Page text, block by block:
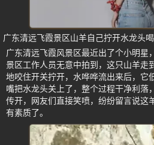
广东清远飞霞景区山羊自己拧开水龙头
广东清远飞霞风景区最近出了个小明星
景区工作人员无意中拍到，这只山羊走
地咬住开关拧开，水哗哗流出来后，它
嘴把水龙头关上了，整个过程干净利落
传开，网友们直接笑喷，纷纷留言说这
有素质了。